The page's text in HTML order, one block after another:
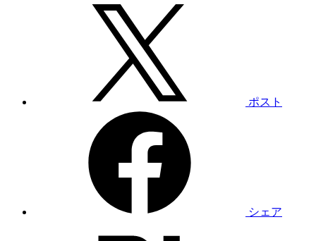
ポスト
シェア